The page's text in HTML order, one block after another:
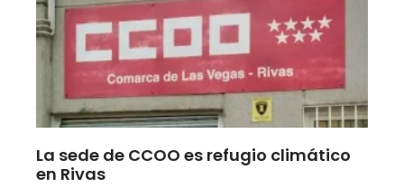
La sede de CCOO es refugio climático
en Rivas